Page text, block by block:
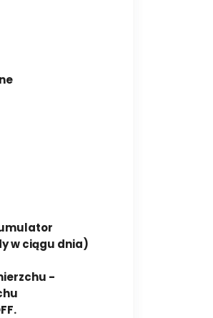
w ciągu dnia)
-